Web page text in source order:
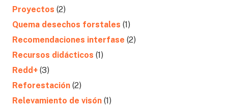
Proyectos (2)
Quema desechos forstales (1)
Recomendaciones interfase (2)
Recursos didácticos (1)
Redd+ (3)
Reforestación (2)
Relevamiento de visón (1)